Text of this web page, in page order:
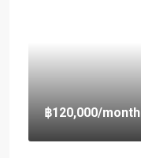
฿120,000/month